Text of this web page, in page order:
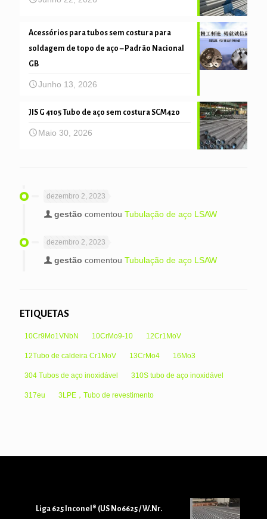
Acessórios para tubos sem costura para
soldagem de topo de aço – Padrão Nacional
GB
Junho 13, 2026
JIS G 4105 Tubo de aço sem costura SCM420
Maio 30, 2026
dezembro 2, 2023
gestão comentou Tubulação de aço LSAW
dezembro 2, 2023
gestão comentou Tubulação de aço LSAW
ETIQUETAS
10Cr9Mo1VNbN 10CrMo9-10 12Cr1MoV
12Tubo de caldeira Cr1MoV 13CrMo4 16Mo3
304 Tubos de aço inoxidável 310S tubo de aço inoxidável
317eu 3LPE，Tubo de revestimento
Liga 625 Inconel® (US N06625 / W.Nr.